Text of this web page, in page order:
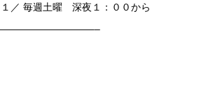
／ 毎週土曜 深夜１：００から
–